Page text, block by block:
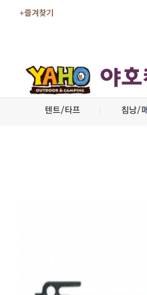
+즐겨찾기